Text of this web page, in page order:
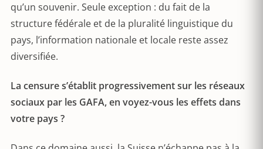
qu’un souvenir. Seule exception : du fait de la
structure fédérale et de la pluralité linguistique du
pays, l’information nationale et locale reste assez
diversifiée.
La censure s’établit progressivement sur les réseaux
sociaux par les GAFA, en voyez-vous les effets dans
votre pays ?